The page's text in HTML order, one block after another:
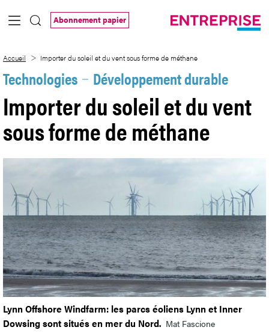
Saut au contenu principal
Abonnement papier
Accueil Importer du soleil et du vent sous forme de méthane
Technologies Développement durable
Importer du soleil et du vent
sous forme de méthane
Lynn Offshore Windfarm: les parcs éoliens Lynn et Inner
Dowsing sont situés en mer du Nord. Mat Fascione